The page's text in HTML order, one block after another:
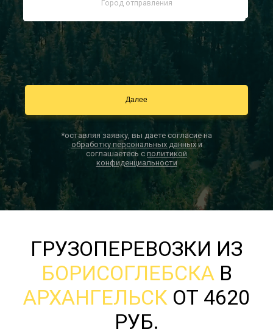
*оставляя заявку, вы даете согласие на
обработку персональных данныхи
соглашаетесь с политикой
конфиденциальности
ГРУЗОПЕРЕВОЗКИ ИЗ
БОРИСОГЛЕБСКАВ
АРХАНГЕЛЬСК ОТ 4620
РУБ.